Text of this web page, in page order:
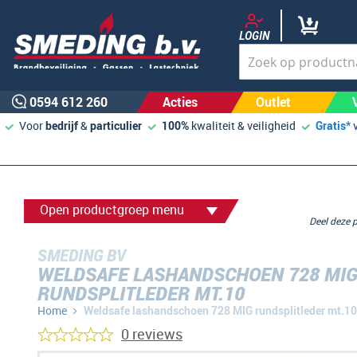
LOGIN
0594 612 260 Acties Outlet
Voorbedrijf&particulier 100% kwaliteit & veiligheid Gratis*
Open productgroep menu
SMEDING BV
WELDSAFE LASHANDSCHOEN 728 MIG
RUNDSPLITLEDER MT.10
Home Weldsafe lashandschoen 728 MIG rundsplitleder mt.10
Deel
0 reviews